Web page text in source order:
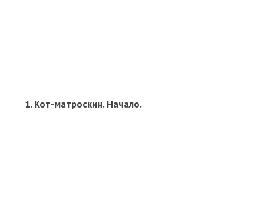
1. Кот-матроскин. Начало.